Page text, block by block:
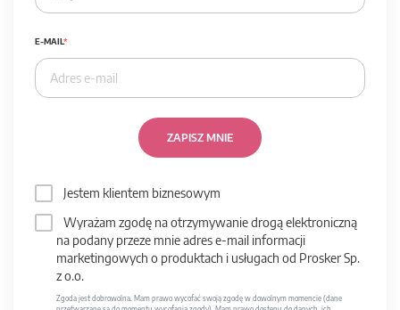
E-MAIL
ZAPISZ MNIE
Jestem klientem biznesowym
Wyrażam zgodę na otrzymywanie drogą elektroniczną
na podany przeze mnie adres e-mail informacji
marketingowych o produktach i usługach od Prosker Sp.
z o.o.
Zgoda jest dobrowolna. Mam prawo wycofać swoją zgodę w dowolnym momencie (dane